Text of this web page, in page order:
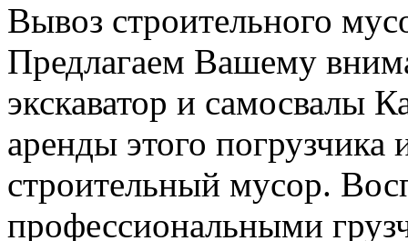
Вывоз строительного
Предлагаем Вашему
экскаватор и самосвалы
аренды этого
строительный мусор.
профессиональными